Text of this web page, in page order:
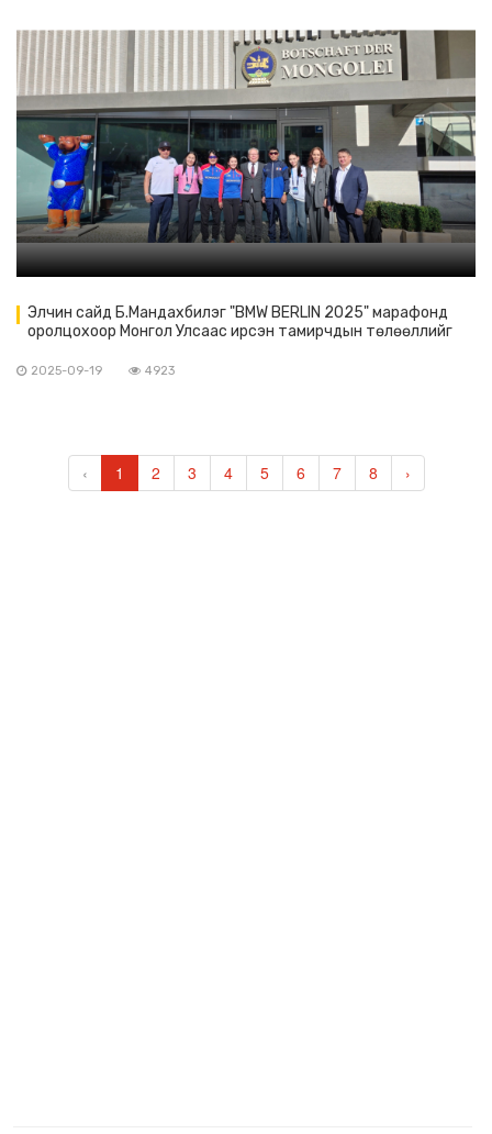
Элчин сайд Б.Мандахбилэг "BMW BERLIN 2025" марафонд
оролцохоор Монгол Улсаас ирсэн тамирчдын төлөөллийг
2025-09-19 4923
‹ 1 2 3 4 5 6 7 8 ›